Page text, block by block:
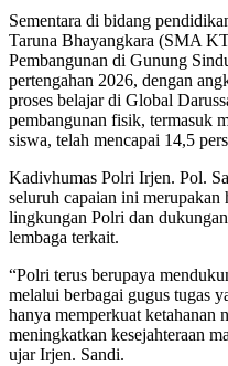
Sementara di bidang
Taruna Bhayangkara (SMA
Pembangunan di Gunung
pertengahan 2026, dengan
proses belajar di Global
pembangunan fisik, termasuk
siswa, telah mencapai 14,5
Kadivhumas Polri Irjen. Pol.
seluruh capaian ini
lingkungan Polri dan
lembaga terkait.
“Polri terus berupaya
melalui berbagai gugus tugas
hanya memperkuat ketahanan
meningkatkan kesejahteraan
ujar Irjen. Sandi.